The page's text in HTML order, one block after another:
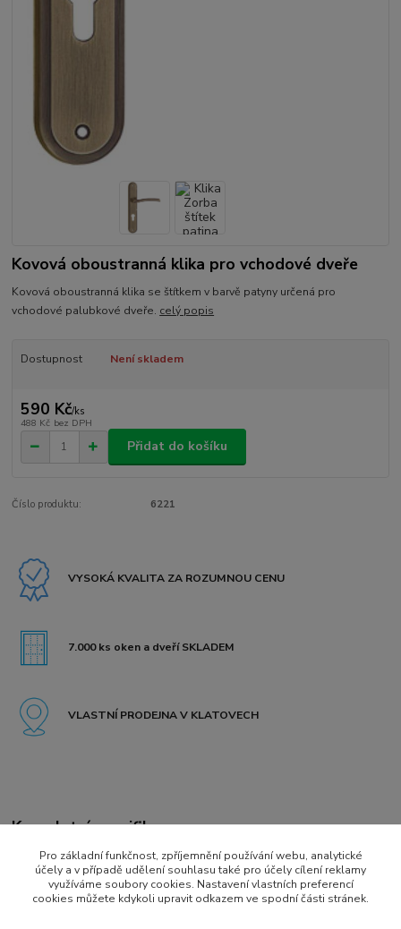
Kovová oboustranná klika pro vchodové dveře
Kovová oboustranná klika se štítkem v barvě patyny určená pro
vchodové palubkové dveře. celý popis
Dostupnost Není skladem
590 Kč/ks
488 Kč bez DPH
Přidat do košíku
Číslo produktu: 6221
VYSOKÁ KVALITA ZA ROZUMNOU CENU
7.000 ks oken a dveří SKLADEM
VLASTNÍ PRODEJNA V KLATOVECH
Kompletní specifikace
Kovová oboustranná klika se štítkem v barvě patyny určená
pro vchodové palubkové dveře.
Pro základní funkčnost, zpříjemnění používání webu, analytické
účely a v případě udělení souhlasu také pro účely cílení reklamy
využíváme soubory cookies. Nastavení vlastních preferencí
cookies můžete kdykoli upravit odkazem ve spodní části stránek.